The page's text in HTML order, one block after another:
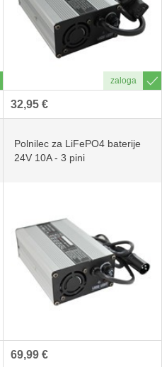
32,95 €
Polnilec za LiFePO4 baterije
24V 10A - 3 pini
69,99 €